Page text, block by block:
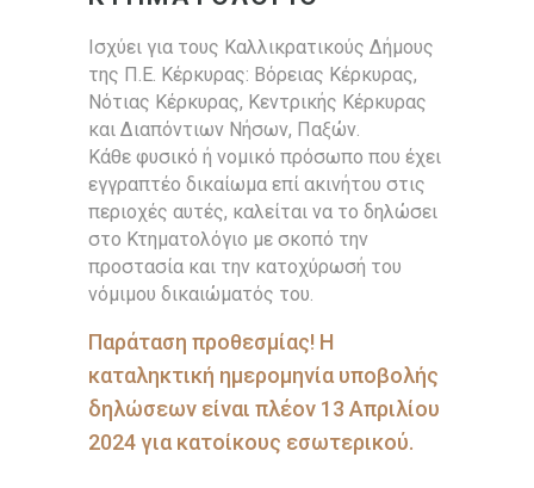
Ισχύει για τους Καλλικρατικούς Δήμους
της Π.Ε. Κέρκυρας: Βόρειας Κέρκυρας,
Νότιας Κέρκυρας, Κεντρικής Κέρκυρας
και Διαπόντιων Νήσων, Παξών.
Κάθε φυσικό ή νομικό πρόσωπο που έχει
εγγραπτέο δικαίωμα επί ακινήτου στις
περιοχές αυτές, καλείται να το δηλώσει
στο Κτηματολόγιο με σκοπό την
προστασία και την κατοχύρωσή του
νόμιμου δικαιώματός του.
Παράταση προθεσμίας! Η
καταληκτική ημερομηνία υποβολής
δηλώσεων είναι πλέον 13 Απριλίου
2024 για κατοίκους εσωτερικού.